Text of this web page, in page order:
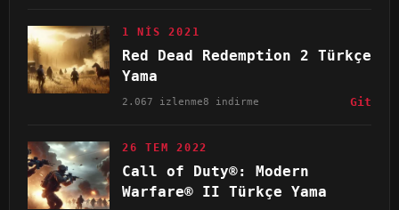
1 NIS 2021
Red Dead Redemption 2 Türkçe
Yama
2.067 izlenme8 indirme Git
26 TEM 2022
Call of Duty®: Modern
Warfare® II Türkçe Yama